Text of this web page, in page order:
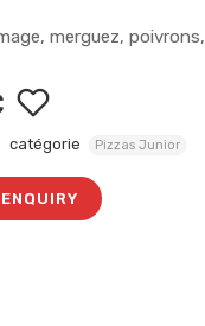
merguez,
catégorie Pizzas Junior